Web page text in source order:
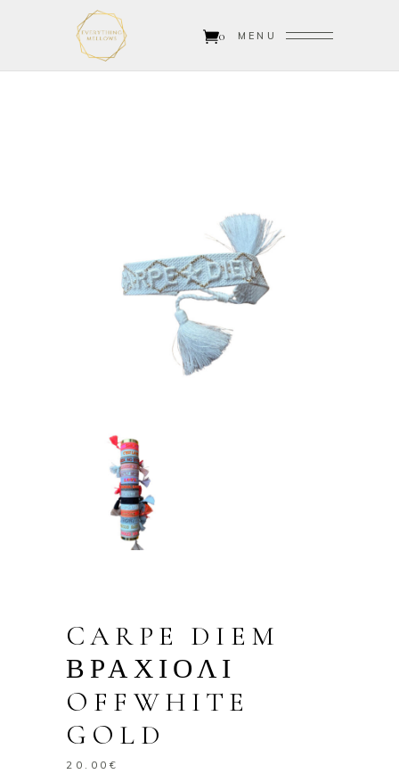
0 MENU
CARPE DIEM
ΒΡΑΧΙΟΛΙ
OFFWHITE
GOLD
20.00 €